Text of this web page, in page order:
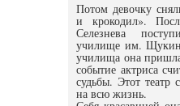
Потом девочку
и крокодил».
Селезнева
училище им.
училища она
событие актриса
судьбы. Этот театр
на всю жизнь.